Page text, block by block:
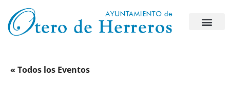
« Todos los Eventos